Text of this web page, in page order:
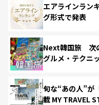
エアラインラン
グ形式で発表
Next韓国旅 次
グルメ・テクニ
旬な“あの人”が
載 MY TRAVEL